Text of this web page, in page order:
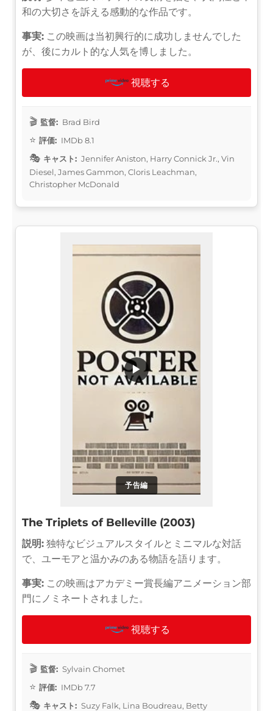
和の大切さを訴える感動的な作品です。
事実: この映画は当初興行的に成功しませんでした
が、後にカルト的な人気を博しました。
視聴する
監督: Brad Bird
評価: IMDb 8.1
キャスト: Jennifer Aniston, Harry Connick Jr., Vin
Diesel, James Gammon, Cloris Leachman,
Christopher McDonald
予告編
▶
The Triplets of Belleville (2003)
説明: 独特なビジュアルスタイルとミニマルな対話
で、ユーモアと温かみのある物語を語ります。
事実: この映画はアカデミー賞長編アニメーション部
門にノミネートされました。
視聴する
監督: Sylvain Chomet
評価: IMDb 7.7
キャスト: Suzy Falk, Lina Boudreau, Betty